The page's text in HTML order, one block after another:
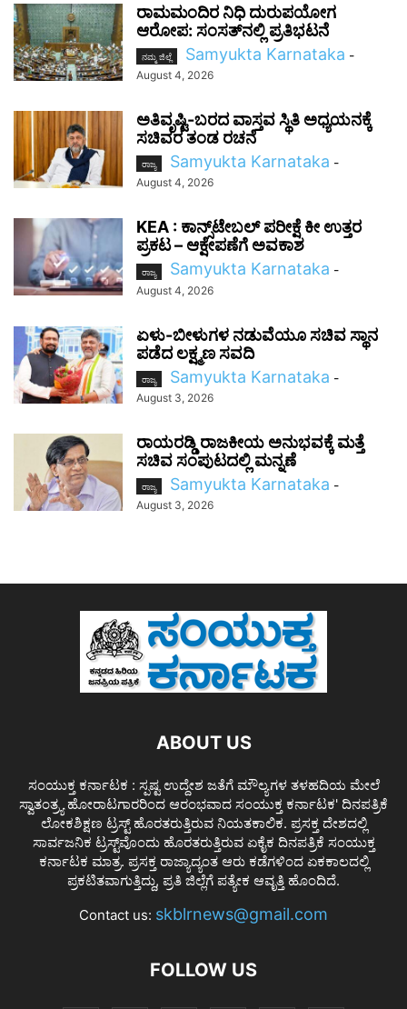
ರಾಮಮಂದಿರ ನಿಧಿ ದುರುಪಯೋಗ
ಆರೋಪ: ಸಂಸತ್‌ನಲ್ಲಿ ಪ್ರತಿಭಟನೆ
ನಮ್ಮ ಜಿಲ್ಲೆ Samyukta Karnataka -
August 4, 2026
ಅತಿವೃಷ್ಟಿ-ಬರದ ವಾಸ್ತವ ಸ್ಥಿತಿ ಅಧ್ಯಯನಕ್ಕೆ
ಸಚಿವರ ತಂಡ ರಚನೆ
ರಾಜ್ಯ Samyukta Karnataka -
August 4, 2026
KEA : ಕಾನ್ಸ್‌ಟೇಬಲ್ ಪರೀಕ್ಷೆ ಕೀ ಉತ್ತರ
ಪ್ರಕಟ – ಆಕ್ಷೇಪಣೆಗೆ ಅವಕಾಶ
ರಾಜ್ಯ Samyukta Karnataka -
August 4, 2026
ಏಳು-ಬೀಳುಗಳ ನಡುವೆಯೂ ಸಚಿವ ಸ್ಥಾನ
ಪಡೆದ ಲಕ್ಷ್ಮಣ ಸವದಿ
ರಾಜ್ಯ Samyukta Karnataka -
August 3, 2026
ರಾಯರಡ್ಡಿ ರಾಜಕೀಯ ಅನುಭವಕ್ಕೆ ಮತ್ತೆ
ಸಚಿವ ಸಂಪುಟದಲ್ಲಿ ಮನ್ನಣೆ
ರಾಜ್ಯ Samyukta Karnataka -
August 3, 2026
ABOUT US
ಸಂಯುಕ್ತ ಕರ್ನಾಟಕ : ಸ್ಪಷ್ಟ ಉದ್ದೇಶ ಜತೆಗೆ ಮೌಲ್ಯಗಳ ತಳಹದಿಯ ಮೇಲೆ
ಸ್ವಾತಂತ್ರ್ಯ ಹೋರಾಟಗಾರರಿಂದ ಆರಂಭವಾದ ಸಂಯುಕ್ತ ಕರ್ನಾಟಕ' ದಿನಪತ್ರಿಕೆ
ಲೋಕಶಿಕ್ಷಣ ಟ್ರಸ್ಟ್ ಹೊರತರುತ್ತಿರುವ ನಿಯತಕಾಲಿಕ. ಪ್ರಸಕ್ತ ದೇಶದಲ್ಲಿ
ಸಾರ್ವಜನಿಕ ಟ್ರಸ್ಟ್‌ವೊಂದು ಹೊರತರುತ್ತಿರುವ ಏಕೈಕ ದಿನಪತ್ರಿಕೆ ಸಂಯುಕ್ತ
ಕರ್ನಾಟಕ ಮಾತ್ರ. ಪ್ರಸಕ್ತ ರಾಜ್ಯಾದ್ಯಂತ ಆರು ಕಡೆಗಳಿಂದ ಏಕಕಾಲದಲ್ಲಿ
ಪ್ರಕಟಿತವಾಗುತ್ತಿದ್ದು, ಪ್ರತಿ ಜಿಲ್ಲೆಗೆ ಪತ್ಯೇಕ ಆವೃತ್ತಿ ಹೊಂದಿದೆ.
Contact us: skblrnews@gmail.com
FOLLOW US